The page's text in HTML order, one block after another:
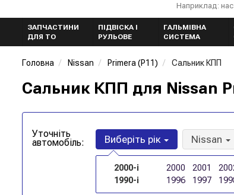
Наприклад:
ЗАПЧАСТИНИ
ДЛЯ ТО
ПІДВІСКА І
РУЛЬОВЕ
ГАЛЬМІВНА
СИСТЕМА
Головна Nissan Primera (P11) Сальник КПП
Сальник КПП для Nissan
Уточніть
автомобіль: Виберіть рік
2000-і 2000 2001
1990-і
1996 1997
Nissan